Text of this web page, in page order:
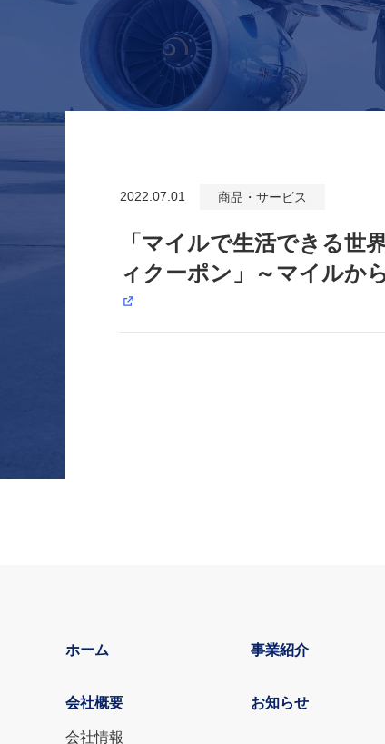
2022.07.01 商品・サービス
「マイルで生活できる世
ィクーポン」～マイルか
ホーム
会社概要
会社情報
事業紹介
お知らせ